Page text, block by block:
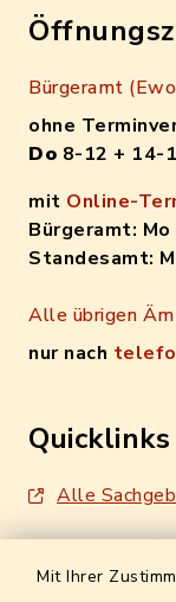
Mit Ihrer
Bürgeramt
ohne
Do 8-12 + 14-
mit Online-
Bürgeramt: Mo
Standesamt:
Alle übrigen
nur nach
Alle
Formulare /